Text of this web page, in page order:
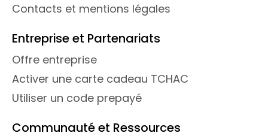
Contacts et mentions légales
Entreprise et Partenariats
Offre entreprise
Activer une carte cadeau TCHAC
Utiliser un code prepayé
Communauté et Ressources